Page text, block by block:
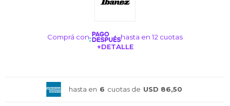
Comprá con
hasta en 12 cuotas
+DETALLE
hasta en 6 cuotas de USD 86,50